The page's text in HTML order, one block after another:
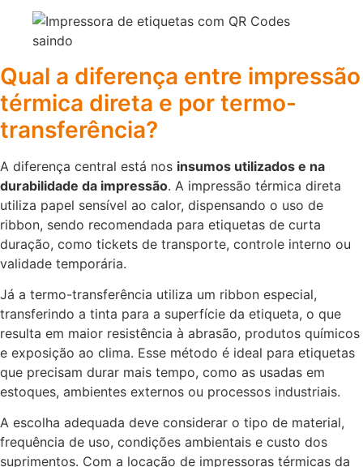
Qual a diferença entre impressão
térmica direta e por termo-
transferência?
A diferença central está nos insumos utilizados e na
durabilidade da impressão. A impressão térmica direta
utiliza papel sensível ao calor, dispensando o uso de
ribbon, sendo recomendada para etiquetas de curta
duração, como tickets de transporte, controle interno ou
validade temporária.
Já a termo-transferência utiliza um ribbon especial,
transferindo a tinta para a superfície da etiqueta, o que
resulta em maior resistência à abrasão, produtos químicos
e exposição ao clima. Esse método é ideal para etiquetas
que precisam durar mais tempo, como as usadas em
estoques, ambientes externos ou processos industriais.
A escolha adequada deve considerar o tipo de material,
frequência de uso, condições ambientais e custo dos
suprimentos. Com a locação de impressoras térmicas da